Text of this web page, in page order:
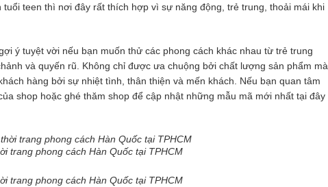
teen thì nơi đây rất thích hợp vì sự năng động, trẻ trung, thoải mái khi
ý tuyệt vời nếu bạn muốn thử các phong cách khác nhau từ trẻ trung
và quyến rũ. Không chỉ được ưa chuộng bởi chất lượng sản phẩm mà
hàng bởi sự nhiệt tình, thân thiện và mến khách. Nếu bạn quan tâm
shop hoặc ghé thăm shop để cập nhật những mẫu mã mới nhất tại đây
trang phong cách Hàn Quốc tại TPHCM
trang phong cách Hàn Quốc tại TPHCM